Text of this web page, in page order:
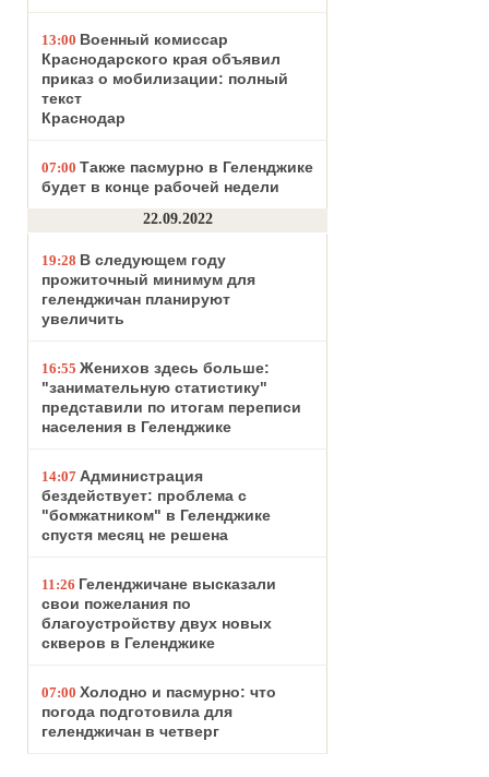
13:00 Военный комиссар
Краснодарского края объявил
приказ о мобилизации: полный
текст
Краснодар
07:00 Также пасмурно в Геленджике
будет в конце рабочей недели
22.09.2022
19:28 В следующем году
прожиточный минимум для
геленджичан планируют
увеличить
16:55 Женихов здесь больше:
"занимательную статистику"
представили по итогам переписи
населения в Геленджике
14:07 Администрация
бездействует: проблема с
"бомжатником" в Геленджике
спустя месяц не решена
11:26 Геленджичане высказали
свои пожелания по
благоустройству двух новых
скверов в Геленджике
07:00 Холодно и пасмурно: что
погода подготовила для
геленджичан в четверг